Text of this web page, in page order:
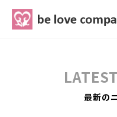
最新の